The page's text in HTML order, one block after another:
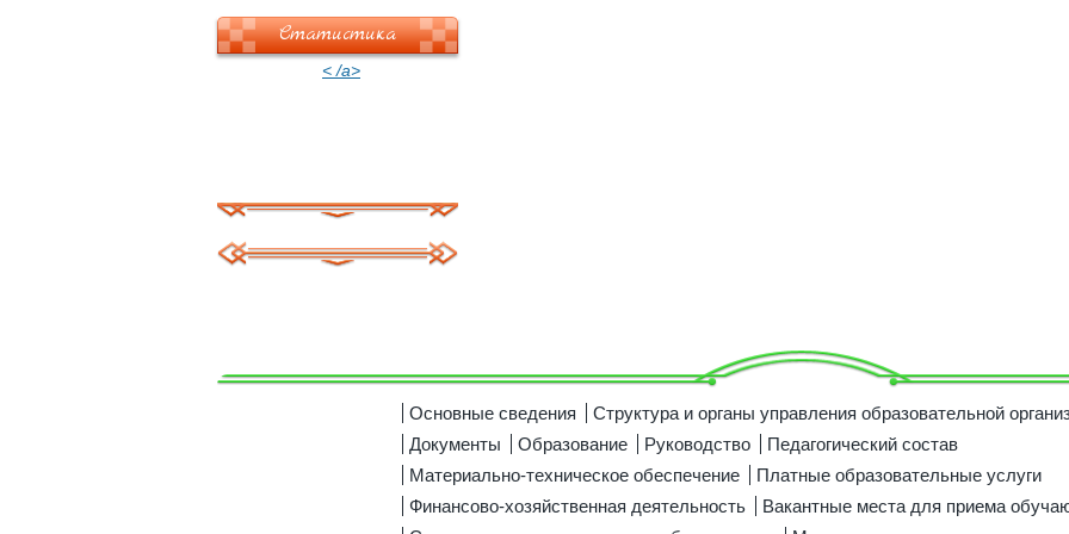
Статистика
< /a>
Основные сведения
Структура и органы управления образовательной
Документы
Образование Руководство
Педагогический состав
Материально-техническое обеспечение
Платные образовательные услуги
Финансово-хозяйственная деятельность
Вакантные места для приема